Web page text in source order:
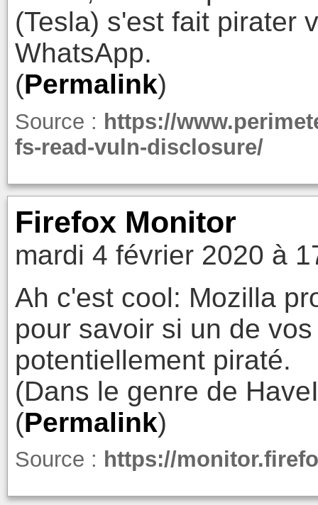
(Tesla) s'est fait pirater
WhatsApp.
(Permalink)
Source : https://
fs-read-vuln-disclosure/
Firefox Monitor
mardi 4 février 2020 à
Ah c'est cool: Mozilla
pour savoir si un de
potentiellement piraté.
(Dans le genre de
(Permalink)
Source : https://